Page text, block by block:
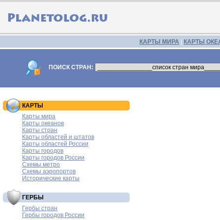
КАРТЫ МИРА КАРТЫ
ПОИСК СТРАН:
КАРТЫ
Карты мира
Карты океанов
Карты стран
Карты областей и штатов
Карты областей России
Карты городов
Карты городов России
Схемы метро
Схемы аэропортов
Исторические карты
ГЕРБЫ
Гербы стран
Гербы городов России